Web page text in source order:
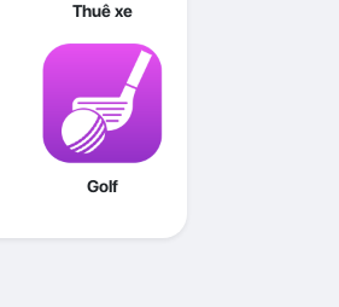
Thuê xe
Golf